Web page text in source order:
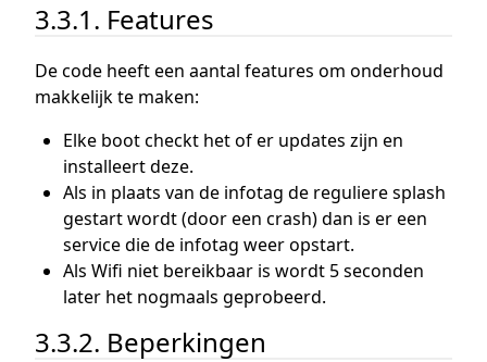
3.3.1. Features
De code heeft een aantal features om onderhoud
makkelijk te maken:
Elke boot checkt het of er updates zijn en
installeert deze.
Als in plaats van de infotag de reguliere splash
gestart wordt (door een crash) dan is er een
service die de infotag weer opstart.
Als Wifi niet bereikbaar is wordt 5 seconden
later het nogmaals geprobeerd.
3.3.2. Beperkingen